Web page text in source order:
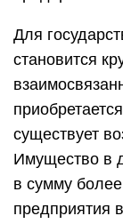
Для
становится
существует
Имущество в
в сумму
предприятия